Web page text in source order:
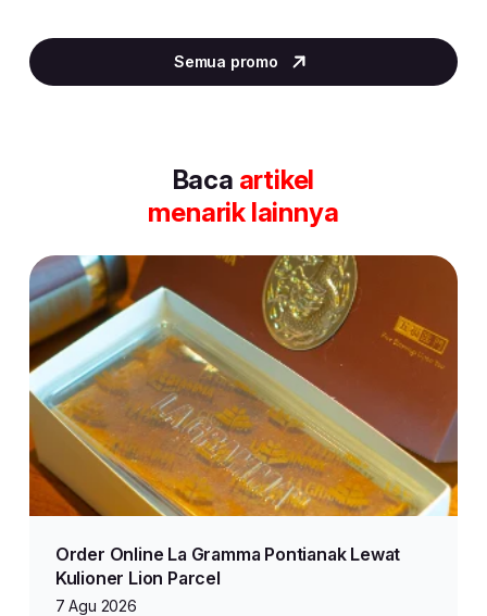
2
of
Semua promo
Baca artikel
menarik lainnya
Order Online La Gramma Pontianak Lewat
Kulioner Lion Parcel
7 Agu 2026